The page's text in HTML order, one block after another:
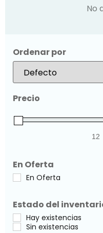
No
Ordenar por
Sort Products
Precio
En Oferta
En Oferta
Estado del
Hay existencias
Sin existencias